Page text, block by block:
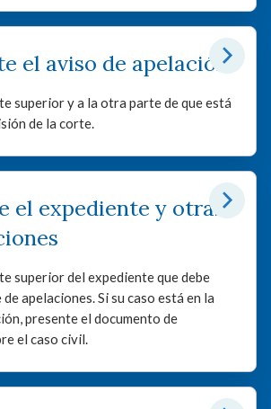
el aviso de apelación
superior y a la otra parte de que está
de la corte.
el expediente y otras
superior del expediente que debe
apelaciones. Si su caso está en la
presente el documento de
el caso civil.